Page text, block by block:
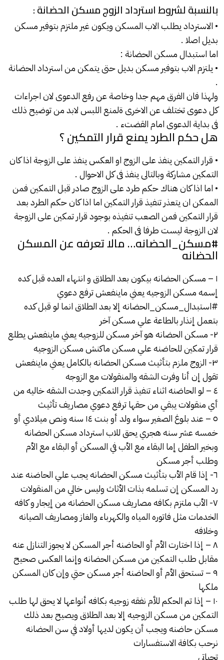
بالنسبة لشروط استرداد الزوج مسكن الحضانة :
• الاسترداد يطلب الاب المسكن ويكون غير ملتزم بتوفير مسكن
بديل اصلا .
اما استبدال مسكن الحضانة :
• يلتزم الاب بتوفير مسكن بديل حتى يتمكن من استرداد الحضانة
.
ولهذا فان الفرق مهم جدا وخاصة عن رفع الدعوى لان اجراءات
كل دعوى تختلف عن الاخرى ةلمنع اللبس لابد من توضيح ذلك
فى بداية الدعوى امام القضتء .
هل حكم الطرد يمنع قرار التمكين ؟
• قرار التمكين ينفذ على الزوج او العكس ينفذ على الزوجة اذا كان
التمكين مشاركة وبالتالى ينفذ فى كل الاحوال .
• اما اذا كان هناك حكم طرد على الزوج صادر قبل التمكين فمن
الممكن ان يتعذر تنفيذ قرار التمكين اما اذا كان حكم الطرد بعد
قرار التمكين فمن الصعب تنفيذه بوجود قرار تمكين على الزوجة
لان الزوجة ليست طرفا فى الحكم .
#مسكن_الحضانه… مالا تعرفه عن المسكن
الحضانه
١ – مسكن الحضانه بيكون بعد الطلاق و انتهاء العده قبل كده
إسمه مسكن الزوجيه يعني ماينفعش ترفع دعوي
#استبدال_مسكن_الحضانه إلا بعد الطلاق انما لو قبل كده
بتعمل إنذار بالطاعة علي مسكن آخر
٢- مسكن الحضانه هو آخر مسكن للزوجيه يعني ماينفعش يطلع
قرار تمكين للحاضنه علي مسكن ماكنش مسكن الزوجيه
٣- الزوج ملزم بتأثيث مسكن الحضانه بالكامل يعني ماينفعش
تقول إن أنا وفرت الشقه والمنقولات مع الزوجه
٤ – لو الحاضنه اثناء تنفيذ قرار التمكين وجدت الشقه خاليه من
أي منقولات يبقي من حقها ترفع دعوي مصاريف تأثيث
٥ – عند بلوغ الصغير سواء ولد أو بنت ١٤ سنه ونص ميلادي أو
خمسه عشر سنه هجري يحق للاب استرداد مسكن الحضانه
وبخير الطفل إما البقاء مع الأب في المسكن أو البقاء مع الأم
وطلب أجر مسكن
٦- إذا قام الأب بتأثيث مسكن الحضانه يجب علي الحاضنه عند
رد المسكن إن تسلمه بذات الأثاث وليس خالي من المنقولات
٧- الأب ملتزم بكافه مصاريف مسكن الحضانه من إيجار و كافه
الخدمات مثل فاتوره المياه والكهرباء والغاز ومصاريف الصيانه
وخلافه
٨ – إذا اختارت الأم أو الحاضنه أجر المسكن لا يجوز التنازل عنه
مقابل طلب التمكين من مسكن الحضانه وإنما العكس صحيح
٩ – تستحق الأم أو الحاضنه أجر مسكن حتي وإن كان المسكن
ملكها
١٠ – إذا تم الحكم للأم نفقه زوجيه بكافه أنواعها لا يحق لها طلب
التمكين من مسكن الزوجيه إلا بعد الطلاق ويصيح بعد ذلك
مسكن حاضنه ويجب أن يكون لديها أولاد في سن الحضانه
نرحب بكافة الاستفسارات
تحياتى